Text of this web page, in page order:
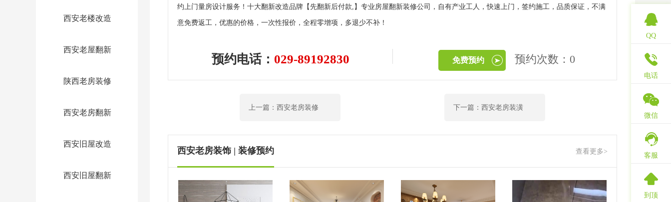
西安老楼改造
西安老屋翻新
陕西老房装修
西安老房翻新
西安旧屋改造
西安旧屋翻新
约上门量房设计服务！十大翻新改造品牌【先翻新后付款,】专业房屋翻新装修公司，自有产业工人，快速上门，签约施工，品质保证，不满
意免费返工，优惠的价格，一次性报价，全程零增项，多退少不补！
预约电话： 029-89192830 免费预约 预约次数：0
上一篇：西安老房装修 下一篇：西安老房装潢
西安老房装饰 | 装修预约 查看更多>
QQ
电话
微信
客服
到顶